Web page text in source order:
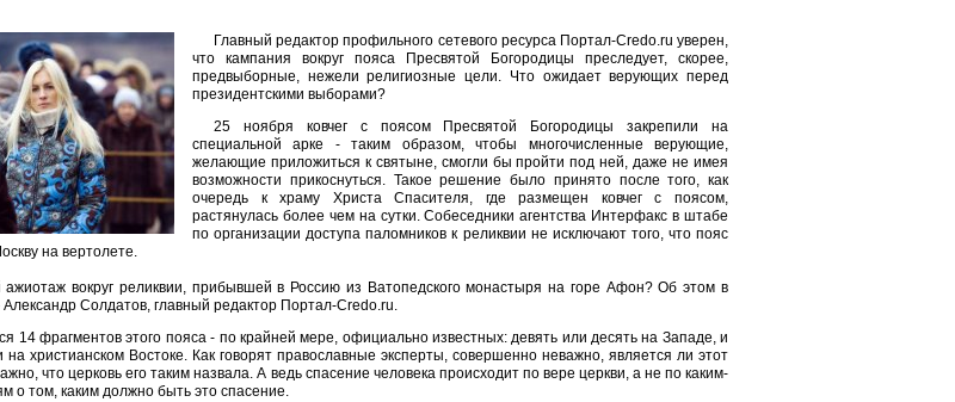
Главный редактор профильного сетевого ресурса Портал-Credo.ru уверен,
что кампания вокруг пояса Пресвятой Богородицы преследует, скорее,
предвыборные, нежели религиозные цели. Что ожидает верующих перед
президентскими выборами?
25 ноября ковчег с поясом Пресвятой Богородицы закрепили на
специальной арке - таким образом, чтобы многочисленные верующие,
желающие приложиться к святыне, смогли бы пройти под ней, даже не имея
возможности прикоснуться. Такое решение было принято после того, как
очередь к храму Христа Спасителя, где размещен ковчег с поясом,
растянулась более чем на сутки. Собеседники агентства Интерфакс в штабе
по организации доступа паломников к реликвии не исключают того, что пояс
на вертолете.
ажиотаж вокруг реликвии, прибывшей в Россию из Ватопедского монастыря на горе Афон? Об этом в
Солдатов, главный редактор Портал-Credo.ru.
14 фрагментов этого пояса - по крайней мере, официально известных: девять или десять на Западе, и
на христианском Востоке. Как говорят православные эксперты, совершенно неважно, является ли этот
что церковь его таким назвала. А ведь спасение человека происходит по вере церкви, а не по каким-
о том, каким должно быть это спасение.